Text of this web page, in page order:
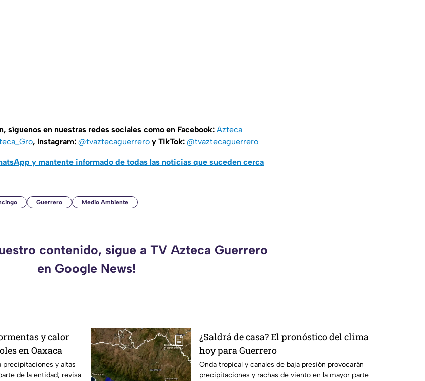
síguenos en nuestras redes sociales como en Facebook: Azteca
, Instagram: @tvaztecaguerrero y TikTok: @tvaztecaguerrero
y mantente informado de todas las noticias que suceden cerca
Guerrero Medio Ambiente
contenido, sigue a TV Azteca Guerrero
en Google News!
y calor
en Oaxaca
precipitaciones y altas
de la entidad; revisa
¿Saldrá de casa? El pronóstico del clima
hoy para Guerrero
Onda tropical y canales de baja presión provocarán
precipitaciones y rachas de viento en la mayor parte